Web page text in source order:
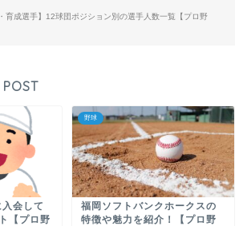
育成選手】12球団ポジション別の選手人数一覧【プロ野
POST
会して
【プロ野
野球
福岡ソフトバンクホークスの
特徴や魅力を紹介！【プロ野